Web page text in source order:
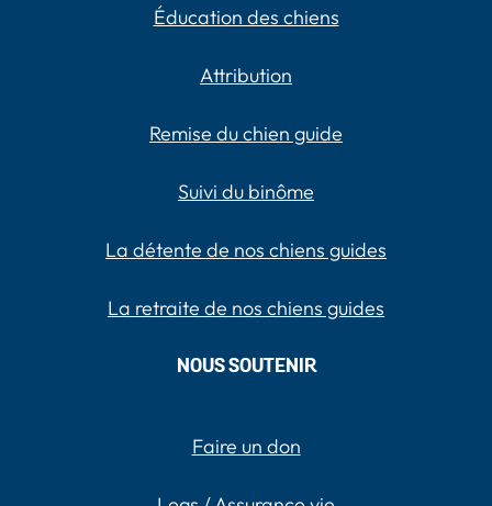
Éducation des chiens
Attribution
Remise du chien guide
Suivi du binôme
La détente de nos chiens guides
La retraite de nos chiens guides
NOUS SOUTENIR
Faire un don